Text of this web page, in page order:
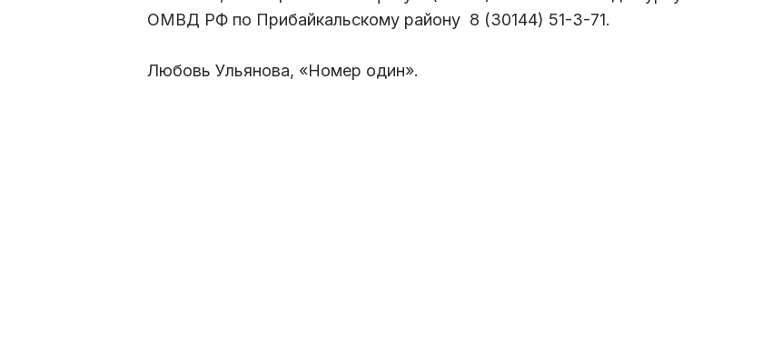
ОМВД РФ по Прибайкальскому району 8 (30144) 51-3-71.
Любовь Ульянова, «Номер один».